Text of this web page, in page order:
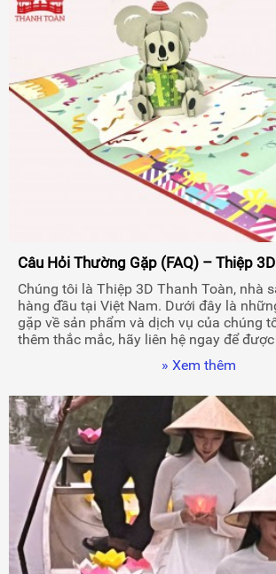
Câu Hỏi Thường Gặp (FAQ) – Thiệp
Chúng tôi là Thiệp 3D Thanh Toàn, nhà
hàng đầu tại Việt Nam. Dưới đây là
gặp về sản phẩm và dịch vụ của chúng
thêm thắc mắc, hãy liên hệ ngay để
» Xem thêm